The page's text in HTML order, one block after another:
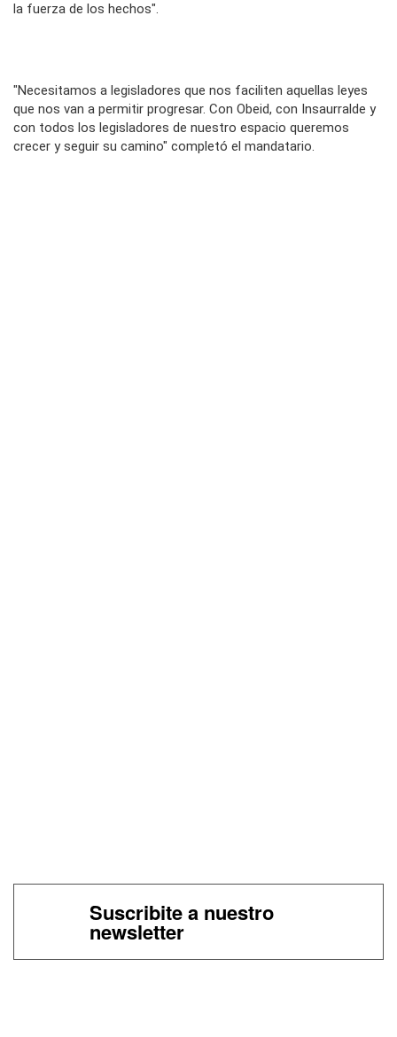
la fuerza de los hechos".
"Necesitamos a legisladores que nos faciliten aquellas leyes
que nos van a permitir progresar. Con Obeid, con Insaurralde y
con todos los legisladores de nuestro espacio queremos
crecer y seguir su camino" completó el mandatario.
Suscribite a nuestro
newsletter